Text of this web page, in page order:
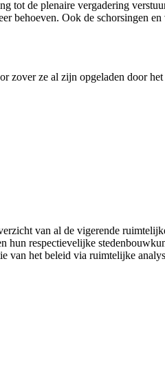
tot de plenaire vergadering
behoeven. Ook de schorsingen
zover ze al zijn opgeladen door
van al de vigerende
hun respectievelijke
het beleid via ruimtelijke